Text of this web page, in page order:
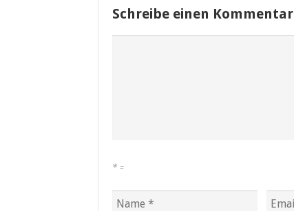
Schreibe einen Kommentar
* =